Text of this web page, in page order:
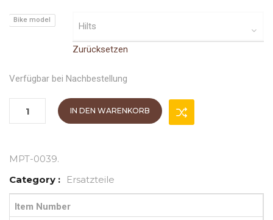
Bike model
Zurücksetzen
Verfügbar bei Nachbestellung
IN DEN WARENKORB
MPT-0039.
Category :
Ersatzteile
Item Number